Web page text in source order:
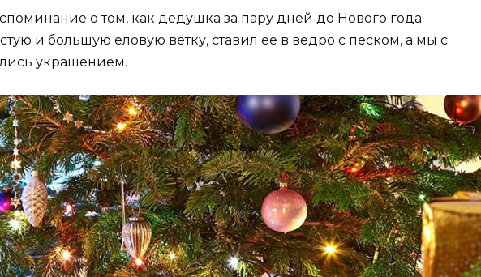
о том, как дедушка за пару дней до Нового года
и большую еловую ветку, ставил ее в ведро с песком, а мы с
украшением.